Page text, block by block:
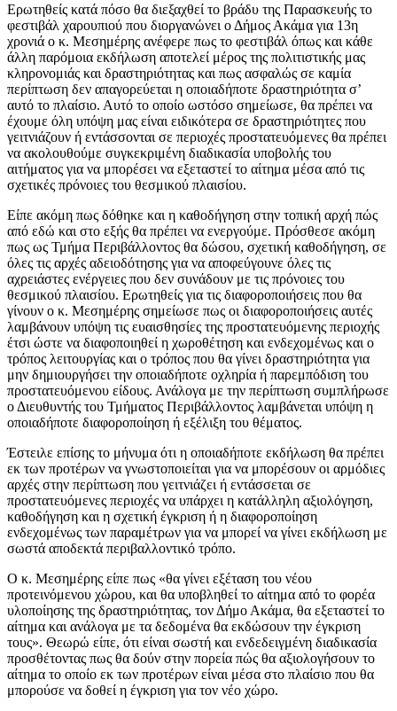
Ερωτηθείς κατά πόσο θα διεξαχθεί το βράδυ της Παρασκευής το
φεστιβάλ χαρουπιού που διοργανώνει ο Δήμος Ακάμα για 13η
χρονιά ο κ. Μεσημέρης ανέφερε πως το φεστιβάλ όπως και κάθε
άλλη παρόμοια εκδήλωση αποτελεί μέρος της πολιτιστικής μας
κληρονομιάς και δραστηριότητας και πως ασφαλώς σε καμία
περίπτωση δεν απαγορεύεται η οποιαδήποτε δραστηριότητα σ’
αυτό το πλαίσιο. Αυτό το οποίο ωστόσο σημείωσε, θα πρέπει να
έχουμε όλη υπόψη μας είναι ειδικότερα σε δραστηριότητες που
γειτνιάζουν ή εντάσσονται σε περιοχές προστατευόμενες θα πρέπει
να ακολουθούμε συγκεκριμένη διαδικασία υποβολής του
αιτήματος για να μπορέσει να εξεταστεί το αίτημα μέσα από τις
σχετικές πρόνοιες του θεσμικού πλαισίου.
Είπε ακόμη πως δόθηκε και η καθοδήγηση στην τοπική αρχή πώς
από εδώ και στο εξής θα πρέπει να ενεργούμε. Πρόσθεσε ακόμη
πως ως Τμήμα Περιβάλλοντος θα δώσου, σχετική καθοδήγηση, σε
όλες τις αρχές αδειοδότησης για να αποφεύγουνε όλες τις
αχρειάστες ενέργειες που δεν συνάδουν με τις πρόνοιες του
θεσμικού πλαισίου. Ερωτηθείς για τις διαφοροποιήσεις που θα
γίνουν ο κ. Μεσημέρης σημείωσε πως οι διαφοροποιήσεις αυτές
λαμβάνουν υπόψη τις ευαισθησίες της προστατευόμενης περιοχής
έτσι ώστε να διαφοποιηθεί η χωροθέτηση και ενδεχομένως και ο
τρόπος λειτουργίας και ο τρόπος που θα γίνει δραστηριότητα για
μην δημιουργήσει την οποιαδήποτε οχληρία ή παρεμπόδιση του
προστατευόμενου είδους. Ανάλογα με την περίπτωση συμπλήρωσε
ο Διευθυντής του Τμήματος Περιβάλλοντος λαμβάνεται υπόψη η
οποιαδήποτε διαφοροποίηση ή εξέλιξη του θέματος.
Έστειλε επίσης το μήνυμα ότι η οποιαδήποτε εκδήλωση θα πρέπει
εκ των προτέρων να γνωστοποιείται για να μπορέσουν οι αρμόδιες
αρχές στην περίπτωση που γειτνιάζει ή εντάσσεται σε
προστατευόμενες περιοχές να υπάρχει η κατάλληλη αξιολόγηση,
καθοδήγηση και η σχετική έγκριση ή η διαφοροποίηση
ενδεχομένως των παραμέτρων για να μπορεί να γίνει εκδήλωση με
σωστά αποδεκτά περιβαλλοντικό τρόπο.
Ο κ. Μεσημέρης είπε πως «θα γίνει εξέταση του νέου
προτεινόμενου χώρου, και θα υποβληθεί το αίτημα από το φορέα
υλοποίησης της δραστηριότητας, τον Δήμο Ακάμα, θα εξεταστεί το
αίτημα και ανάλογα με τα δεδομένα θα εκδώσουν την έγκριση
τους». Θεωρώ είπε, ότι είναι σωστή και ενδεδειγμένη διαδικασία
προσθέτοντας πως θα δούν στην πορεία πώς θα αξιολογήσουν το
αίτημα το οποίο εκ των προτέρων είναι μέσα στο πλαίσιο που θα
μπορούσε να δοθεί η έγκριση για τον νέο χώρο.